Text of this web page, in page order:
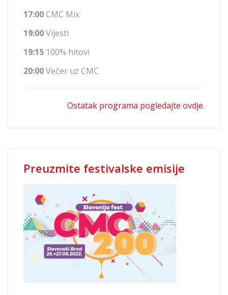
17:00CMC Mix
19:00Vijesti
19:15 100% hitovi
20:00Večer uz CMC
Ostatak programa pogledajte ovdje.
Preuzmite festivalske emisije